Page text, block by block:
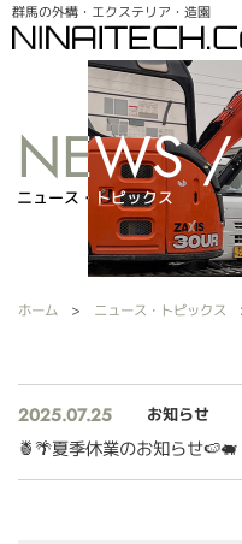
群馬の外構・エクステリア・造園
ニュース・トピックス
ニュース・トピックス
ホーム ニュース・トピックス
2025.07.25 お知らせ
🍍🌴夏季休業のお知らせ🍉🐖